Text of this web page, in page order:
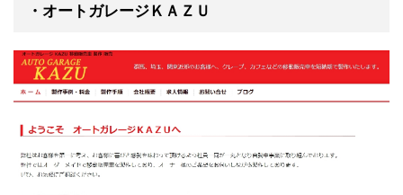
・オートガレージＫＡＺＵ